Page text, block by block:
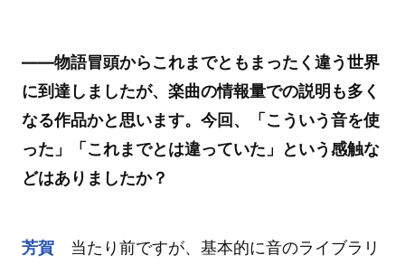
――物語冒頭からこれまでともまったく違う世界
に到達しましたが、楽曲の情報量での説明も多く
なる作品かと思います。今回、「こういう音を使
った」「これまでとは違っていた」という感触な
どはありましたか？
芳賀当たり前ですが、基本的に音のライブラリ